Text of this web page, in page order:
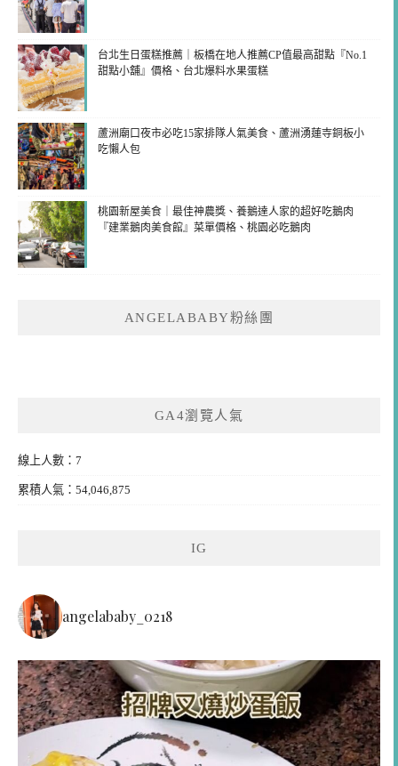
台北生日蛋糕推薦｜板橋在地人推薦CP值最高甜點『No.1
甜點小舖』價格、台北爆料水果蛋糕
蘆洲廟口夜市必吃15家排隊人氣美食、蘆洲湧蓮寺銅板小
吃懶人包
桃園新屋美食｜最佳神農獎、養鵝達人家的超好吃鵝肉
『建業鵝肉美食館』菜單價格、桃園必吃鵝肉
ANGELABABY粉絲團
GA4瀏覽人氣
線上人數：7
累積人氣：54,046,875
IG
angelababy_0218